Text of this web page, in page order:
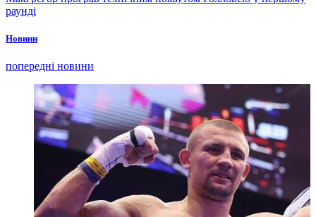
раунді
Новини
попередні новини